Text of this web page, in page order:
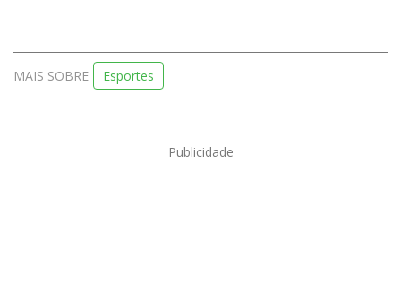
MAIS SOBRE Esportes
Publicidade